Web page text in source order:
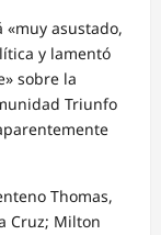
asustado,
y lamentó
sobre la
Triunfo
Thomas,
Cruz; Milton